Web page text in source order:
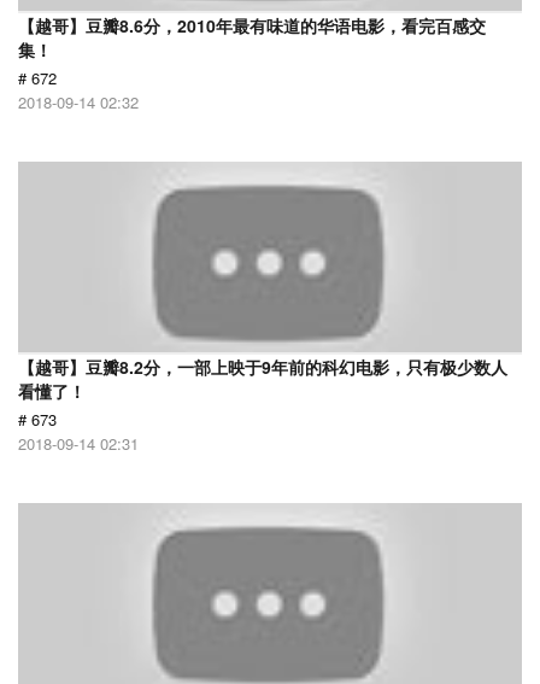
【越哥】豆瓣8.6分，2010年最有味道的华语电影，看完百感交
集！
# 672
2018-09-14 02:32
【越哥】豆瓣8.2分，一部上映于9年前的科幻电影，只有极少数人
看懂了！
# 673
2018-09-14 02:31